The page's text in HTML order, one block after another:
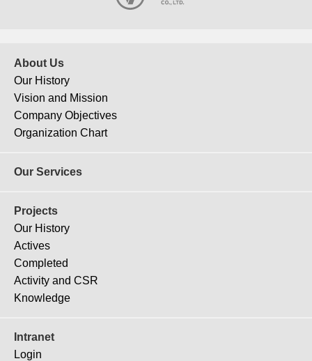
J-174
About Us
Our History
Vision and Mission
Company Objectives
Organization Chart
Our Services
Projects
Our History
Actives
Completed
Activity and CSR
Knowledge
Intranet
Login